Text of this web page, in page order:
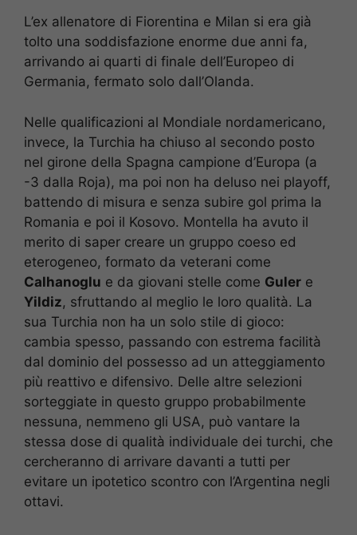
L’ex allenatore di Fiorentina e Milan si era già
tolto una soddisfazione enorme due anni fa,
arrivando ai quarti di finale dell’Europeo di
Germania, fermato solo dall’Olanda.
Nelle qualificazioni al Mondiale nordamericano,
invece, la Turchia ha chiuso al secondo posto
nel girone della Spagna campione d’Europa (a
-3 dalla Roja), ma poi non ha deluso nei playoff,
battendo di misura e senza subire gol prima la
Romania e poi il Kosovo. Montella ha avuto il
merito di saper creare un gruppo coeso ed
eterogeneo, formato da veterani come
Calhanoglu e da giovani stelle come Guler e
Yildiz, sfruttando al meglio le loro qualità. La
sua Turchia non ha un solo stile di gioco:
cambia spesso, passando con estrema facilità
dal dominio del possesso ad un atteggiamento
più reattivo e difensivo. Delle altre selezioni
sorteggiate in questo gruppo probabilmente
nessuna, nemmeno gli USA, può vantare la
stessa dose di qualità individuale dei turchi, che
cercheranno di arrivare davanti a tutti per
evitare un ipotetico scontro con l’Argentina negli
ottavi.